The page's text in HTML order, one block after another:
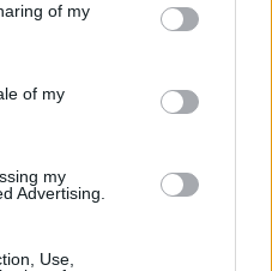
of my
of my
my
Advertising.
Use,
αμείωτο το ενδιαφέρον
τελευταία ατάκα…Μην